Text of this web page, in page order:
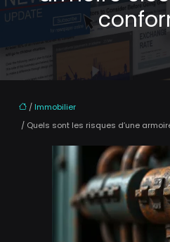
/ Immobilier
/ Quels sont les risques d’une